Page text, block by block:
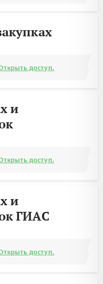
доступ.
и
доступ.
и
ГИАС
доступ.